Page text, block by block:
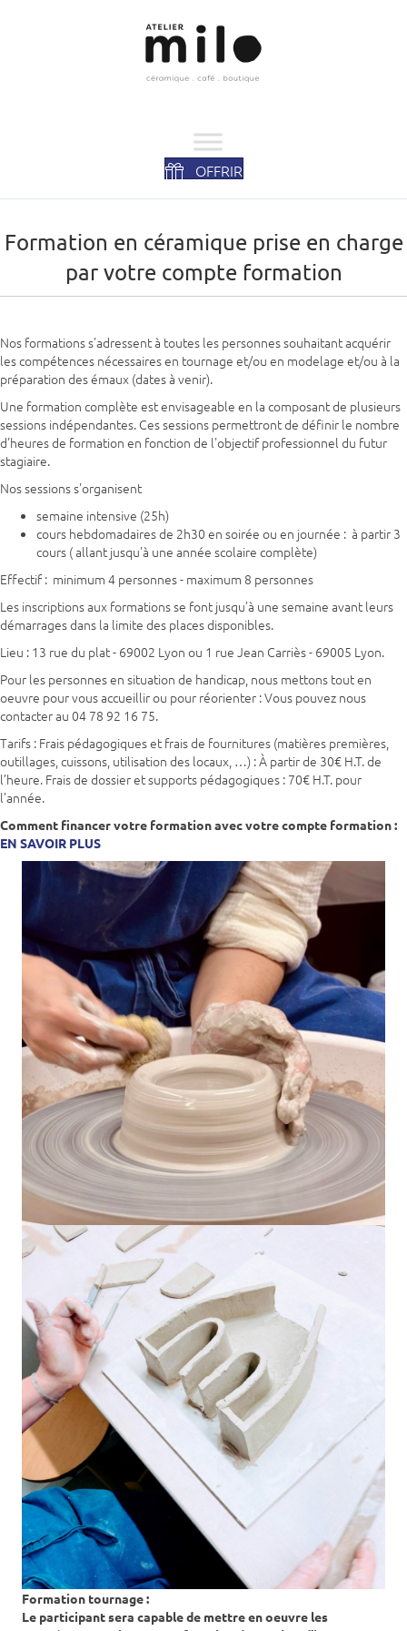
OFFRIR
Formation en céramique prise en charge
par votre compte formation
Nos formations s’adressent à toutes les personnes souhaitant acquérir
les compétences nécessaires en tournage et/ou en modelage et/ou à la
préparation des émaux (dates à venir).
Une formation complète est envisageable en la composant de plusieurs
sessions indépendantes. Ces sessions permettront de définir le nombre
d'heures de formation en fonction de l'objectif professionnel du futur
stagiaire.
Nos sessions s'organisent
semaine intensive (25h)
cours hebdomadaires de 2h30 en soirée ou en journée : à partir 3
cours ( allant jusqu'à une année scolaire complète)
Effectif : minimum 4 personnes - maximum 8 personnes
Les inscriptions aux formations se font jusqu’à une semaine avant leurs
démarrages dans la limite des places disponibles.
Lieu : 13 rue du plat - 69002 Lyon ou 1 rue Jean Carriès - 69005 Lyon.
Pour les personnes en situation de handicap, nous mettons tout en
oeuvre pour vous accueillir ou pour réorienter : Vous pouvez nous
contacter au 04 78 92 16 75.
Tarifs : Frais pédagogiques et frais de fournitures (matières premières,
outillages, cuissons, utilisation des locaux, …) : À partir de 30€ H.T. de
l’heure. Frais de dossier et supports pédagogiques : 70€ H.T. pour
l’année.
Comment financer votre formation avec votre compte formation :
EN SAVOIR PLUS
Formation tournage :
Le participant sera capable de mettre en oeuvre les